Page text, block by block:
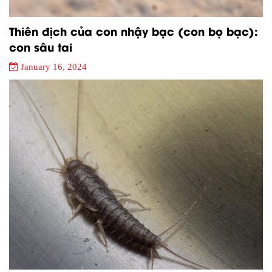
Thiên địch của con nhậy bạc (con bọ bạc):
con sâu tai
January 16, 2024